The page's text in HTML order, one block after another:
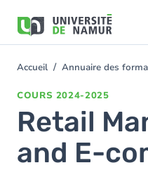
contenu
You
Accueil Annuaire des
COURS 2024-2025
Retail
and E-